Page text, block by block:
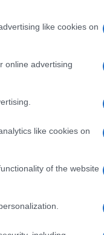
like cookies on
online advertising
like cookies on
of the website
που
ελπίδα